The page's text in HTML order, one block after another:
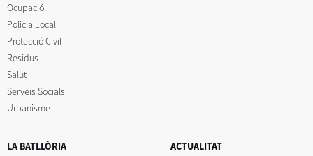
Ocupació
Policia Local
Protecció Civil
Residus
Salut
Serveis Socials
Urbanisme
LA BATLLÒRIA
ACTUALITAT